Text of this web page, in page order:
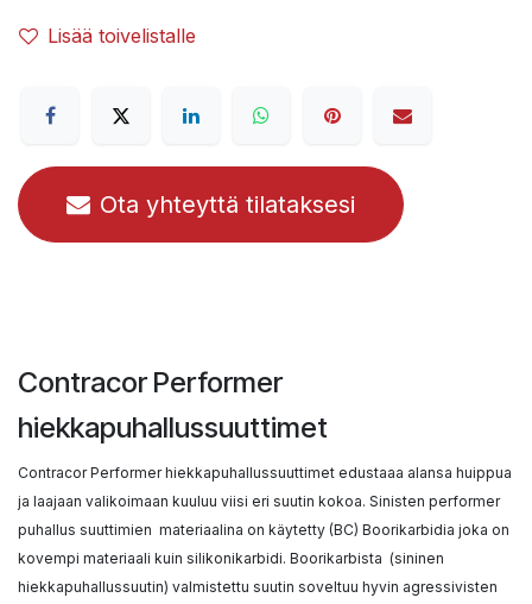
Lisää toivelistalle
Ota yhteyttä tilataksesi
Contracor Performer
hiekkapuhallussuuttimet
Contracor Performer hiekkapuhallussuuttimet edustaaa alansa huippua
ja laajaan valikoimaan kuuluu viisi eri suutin kokoa. Sinisten performer
puhallus suuttimien materiaalina on käytetty (BC) Boorikarbidia joka on
kovempi materiaali kuin silikonikarbidi. Boorikarbista (sininen
hiekkapuhallussuutin) valmistettu suutin soveltuu hyvin agressivisten